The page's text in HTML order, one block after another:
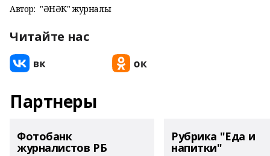
Автор: "ҺӘНӘК" журналы
Читайте нас
Партнеры
Фотобанк
журналистов РБ
Рубрика "Еда и
напитки"